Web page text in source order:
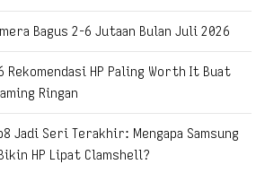
Bagus 2-6 Jutaan Bulan Juli 2026
Rekomendasi HP Paling Worth It Buat
Ringan
Jadi Seri Terakhir: Mengapa Samsung
HP Lipat Clamshell?